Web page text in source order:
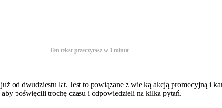
Ten tekst przeczytasz w 3 minut
od dwudziestu lat. Jest to powiązane z wielką akcją promocyjną i
poświęcili trochę czasu i odpowiedzieli na kilka pytań.